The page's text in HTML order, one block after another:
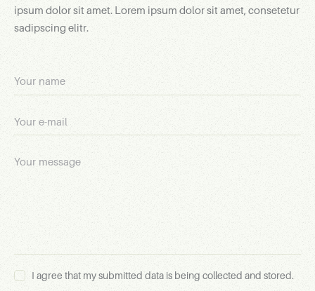
ipsum dolor sit amet. Lorem ipsum dolor sit amet, consetetur
sadipscing elitr.
I agree that my submitted data is being collected and stored.